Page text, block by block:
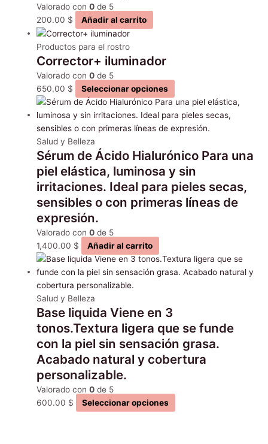
Valorado con0 de 5
200.00 $ Añadir al carrito
Productos para el rostro
Corrector+ iluminador
Valorado con0 de 5
650.00 $ Seleccionar opciones
Salud y Belleza
Sérum de Ácido Hialurónico Para una
piel elástica, luminosa y sin
irritaciones. Ideal para pieles secas,
sensibles o con primeras líneas de
expresión.
Valorado con0 de 5
1,400.00 $ Añadir al carrito
Salud y Belleza
Base liquida Viene en 3
tonos.Textura ligera que se funde
con la piel sin sensación grasa.
Acabado natural y cobertura
personalizable.
Valorado con0 de 5
600.00 $ Seleccionar opciones